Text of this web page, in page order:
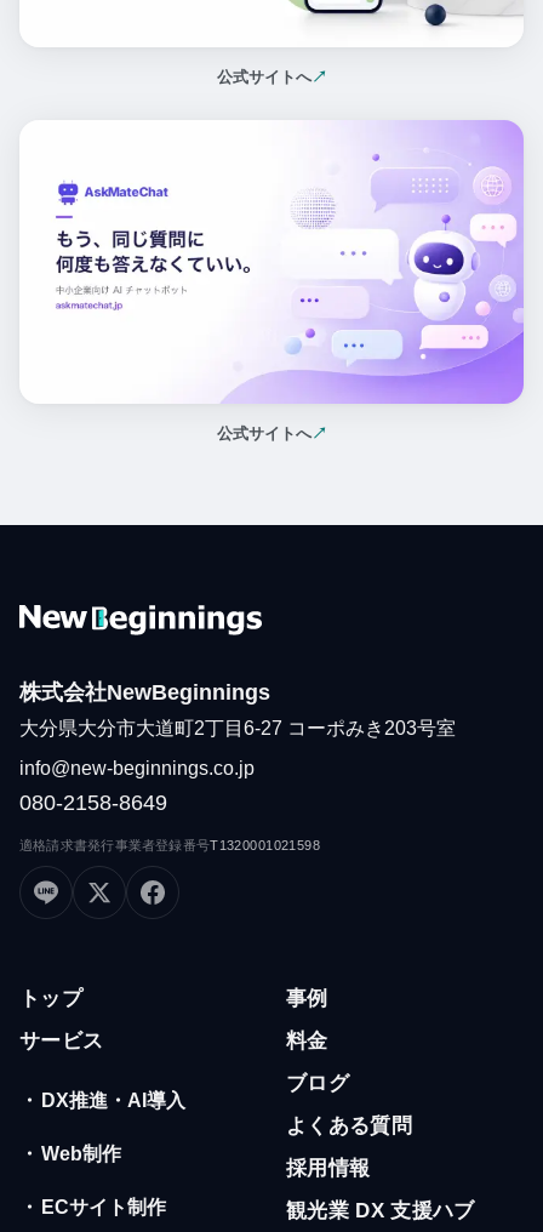
公式サイトへ↗
（新しいタブで開く）
公式サイトへ↗
（新しいタブで開く）
株式会社NewBeginnings
大分県大分市大道町2丁目6-27 コーポみき203号室
info@new-beginnings.co.jp
080-2158-8649
適格請求書発行事業者登録番号T1320001021598
トップ
サービス
・ DX推進・AI導入
・ Web制作
・ ECサイト制作
事例
料金
ブログ
よくある質問
採用情報
観光業 DX 支援ハブ